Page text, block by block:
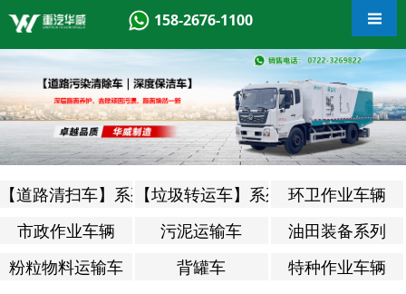
158-2676-1100
【道路清扫车】系列【垃圾转运车】系列
环卫作业车辆
市政作业车辆
污泥运输车
油田装备系列
粉粒物料运输车
背罐车 特种作业车辆